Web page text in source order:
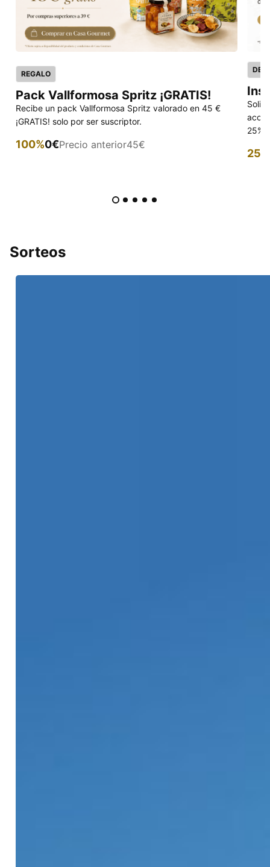
REGALO
Pack Vallformosa Spritz ¡GRATIS!
Recibe un pack Vallformosa Spritz valorado en 45 €
¡GRATIS! solo por ser suscriptor.
100%0€Precio anterior45€
25%
Sorteos